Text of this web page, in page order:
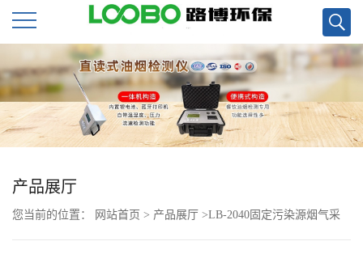
公
司
首
页
公
产品展厅
您当前的位置： 网站首页 > 产品展厅 >LB-2040固定污染源烟气采